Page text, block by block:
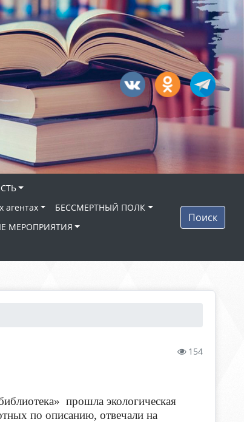
агентах
БЕССМЕРТНЫЙ ПОЛК
МЕРОПРИЯТИЯ
Поиск
154
прошла экологическая
по описанию, отвечали на